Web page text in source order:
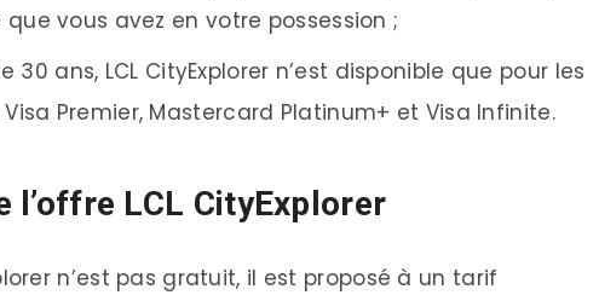
vous avez en votre possession ;
30 ans, LCL CityExplorer n’est disponible que pour les
Premier, Mastercard Platinum+ et Visa Infinite.
l’offre LCL CityExplorer
n’est pas gratuit, il est proposé à un tarif